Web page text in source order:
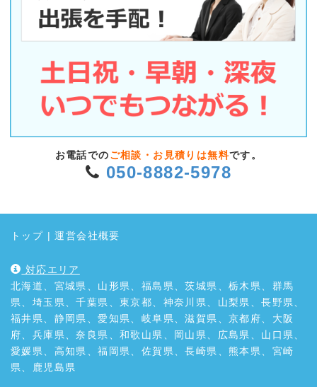
お電話での ご相談・お見積りは無料です。
050-8882-5978
トップ |運営会社概要
対応エリア
北海道、宮城県、山形県、福島県、茨城県、栃木県、群馬
県、埼玉県、千葉県、東京都、神奈川県、山梨県、長野県、
福井県、静岡県、愛知県、岐阜県、滋賀県、京都府、大阪
府、兵庫県、奈良県、和歌山県、岡山県、広島県、山口県、
愛媛県、高知県、福岡県、佐賀県、長崎県、熊本県、宮崎
県、鹿児島県